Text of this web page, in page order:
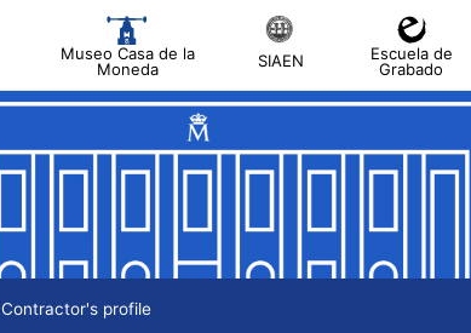
Museo Casa de la
Moneda
SIAEN
Escuela de
Grabado
Contractor's profile